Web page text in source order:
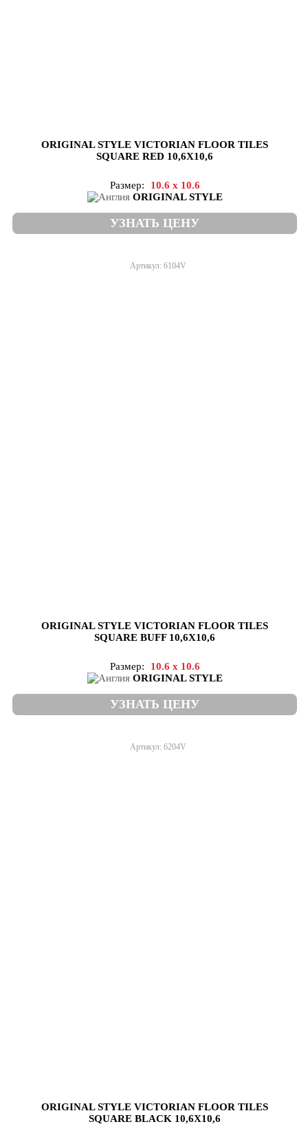
ORIGINAL STYLE VICTORIAN FLOOR TILES
SQUARE RED 10,6X10,6
Размер:
10.6 x 10.6
ORIGINAL STYLE
УЗНАТЬ ЦЕНУ
Артикул: 6104V
ORIGINAL STYLE VICTORIAN FLOOR TILES
SQUARE BUFF 10,6X10,6
Размер:
10.6 x 10.6
ORIGINAL STYLE
УЗНАТЬ ЦЕНУ
Артикул: 6204V
ORIGINAL STYLE VICTORIAN FLOOR TILES
SQUARE BLACK 10,6X10,6